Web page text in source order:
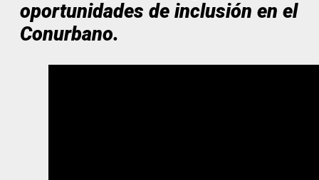
oportunidades de inclusión en el
Conurbano.